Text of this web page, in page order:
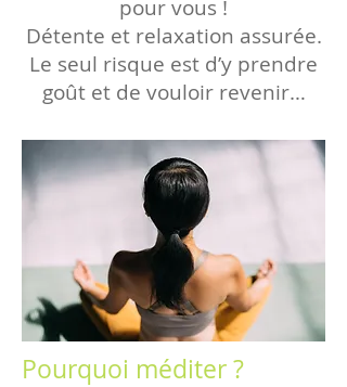
pour vous !
Détente et relaxation assurée.
Le seul risque est d’y prendre
goût et de vouloir revenir…
Pourquoi méditer ?